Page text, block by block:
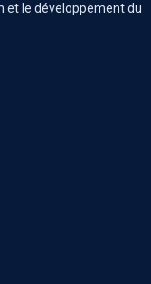
et le développement du